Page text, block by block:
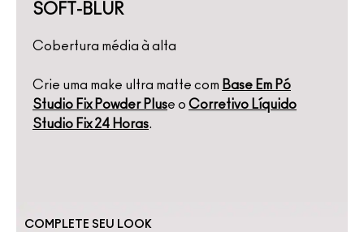
SOFT-BLUR
Cobertura média à alta
Crie uma make ultra matte com Base Em Pó
Studio Fix Powder Pluse o Corretivo Líquido
Studio Fix 24 Horas.
COMPLETE SEU LOOK